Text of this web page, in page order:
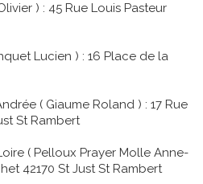
) : 45 Rue Louis Pasteur
Lucien ) : 16 Place de la
( Giaume Roland ) : 17 Rue
St Rambert
( Pelloux Prayer Molle Anne-
42170 St Just St Rambert